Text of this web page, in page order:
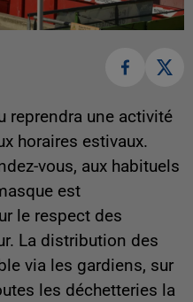
reprendra une activité
horaires estivaux.
vous, aux habituels
est
le respect des
La distribution des
via les gardiens, sur
les déchetteries la